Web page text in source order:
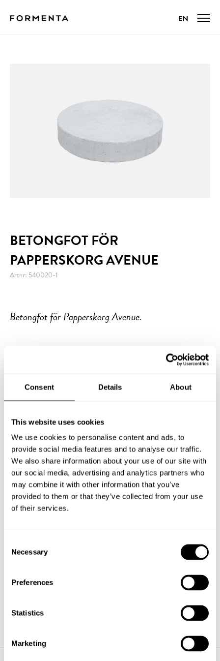
Consent Details About
This website uses cookies
We use cookies to personalise content and ads, to
provide social media features and to analyse our traffic.
We also share information about your use of our site with
our social media, advertising and analytics partners who
may combine it with other information that you’ve
provided to them or that they’ve collected from your use
of their services.
Selection
Necessary
Preferences
Statistics
Marketing
BETONGFOT FÖR
PAPPERSKORG AVENUE
Artnr: 540020-1
Betongfot för Papperskorg Avenue.
fr. 945:-
Exkl moms. Leveranstid 1–3 dagar
Leveransinfo och köpvillkor
Begär offert för större volymer
Papperskorg Avenue 75L (med eller utan askkopp)